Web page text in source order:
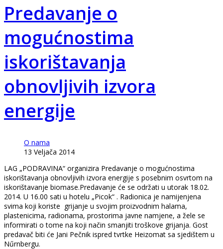
Predavanje o
mogućnostima
iskorištavanja
obnovljivih izvora
energije
O nama
13 Veljača 2014
LAG „PODRAVINA“ organizira Predavanje o mogućnostima
iskorištavanja obnovljivih izvora energije s posebnim osvrtom na
iskorištavanje biomase.Predavanje će se održati u utorak 18.02.
2014. U 16.00 sati u hotelu „Picok“ . Radionica je namijenjena
svima koji koriste grijanje u svojim proizvodnim halama,
plastenicima, radionama, prostorima javne namjene, a žele se
informirati o tome na koji način smanjiti troškove grijanja. Gost
predavač biti će Jani Pečnik ispred tvrtke Heizomat sa sjedištem u
Nűrnbergu.